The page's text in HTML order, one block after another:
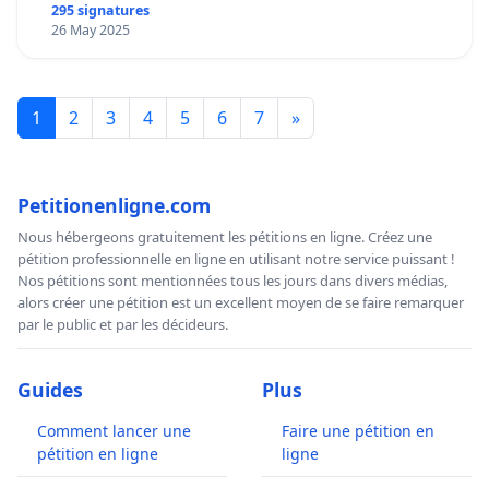
295 signatures
26 May 2025
1 2 3 4 5 6 7 »
Petitionenligne.com
Nous hébergeons gratuitement les pétitions en ligne. Créez une
pétition professionnelle en ligne en utilisant notre service puissant !
Nos pétitions sont mentionnées tous les jours dans divers médias,
alors créer une pétition est un excellent moyen de se faire remarquer
par le public et par les décideurs.
Guides
Comment lancer une
pétition en ligne
Plus
Faire une pétition en
ligne